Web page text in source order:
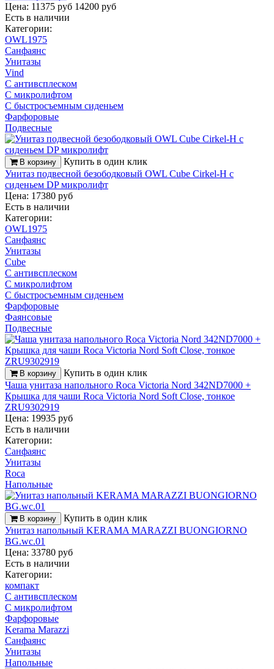
Цена: 11375 руб 14200 руб
Есть в наличии
Категории:
OWL1975
Санфаянс
Унитазы
Vind
С антивсплеском
С микролифтом
С быстросъемным сиденьем
Фарфоровые
Подвесные
В корзину
Купить в один клик
Унитаз подвесной безободковый OWL Cube Cirkel-H с
сиденьем DP микролифт
Цена: 17380 руб
Есть в наличии
Категории:
OWL1975
Санфаянс
Унитазы
Cube
С антивсплеском
С микролифтом
С быстросъемным сиденьем
Фарфоровые
Фаянсовые
Подвесные
В корзину
Купить в один клик
Чаша унитаза напольного Roca Victoria Nord 342ND7000 +
Крышка для чаши Roca Victoria Nord Soft Close, тонкое
ZRU9302919
Цена: 19935 руб
Есть в наличии
Категории:
Санфаянс
Унитазы
Roca
Напольные
В корзину
Купить в один клик
Унитаз напольный KERAMA MARAZZI BUONGIORNO
BG.wc.01
Цена: 33780 руб
Есть в наличии
Категории:
компакт
С антивсплеском
С микролифтом
Фарфоровые
Kerama Marazzi
Санфаянс
Унитазы
Напольные